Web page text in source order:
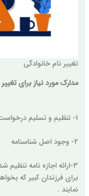
تغییر نام خانوادگی
مدارک مورد نیاز برای
1- تنظیم و تسلیم درخواست تغییر نام خانوادگی
2- وجود اصل شناسنامه
3-ارائه اجازه نامه
برای فرزندان کبیر که
نمایند .